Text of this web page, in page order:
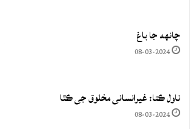
چانهه جا باغ
08-03-2024
ناول ڪتا: غيرانساني مخلوق جي ڪٿا
08-03-2024